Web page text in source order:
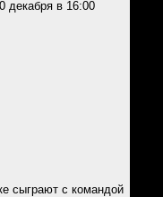
декабря в 16:00
сыграют с командой